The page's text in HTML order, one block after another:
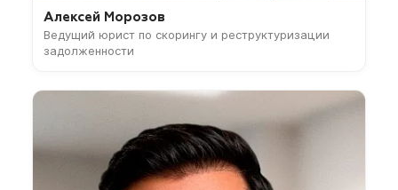
Алексей Морозов
Ведущий юрист по скорингу и реструктуризации
задолженности